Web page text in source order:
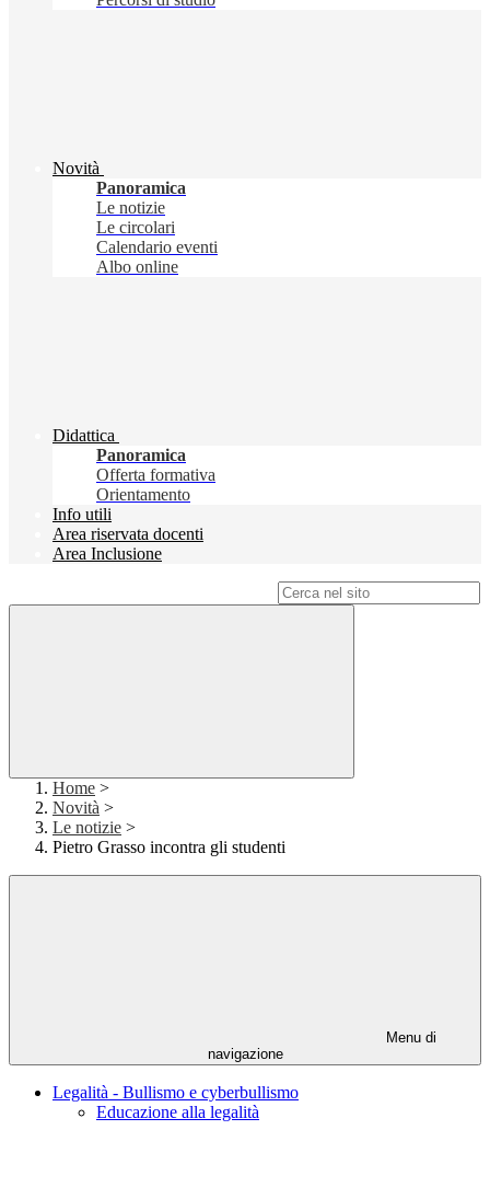
Novità
Panoramica
Le notizie
Le circolari
Calendario eventi
Albo online
Didattica
Panoramica
Offerta formativa
Orientamento
Info utili
Area riservata docenti
Area Inclusione
Home >
Novità >
Le notizie >
Pietro Grasso incontra gli studenti
Menu di
navigazione
Legalità - Bullismo e cyberbullismo
Educazione alla legalità